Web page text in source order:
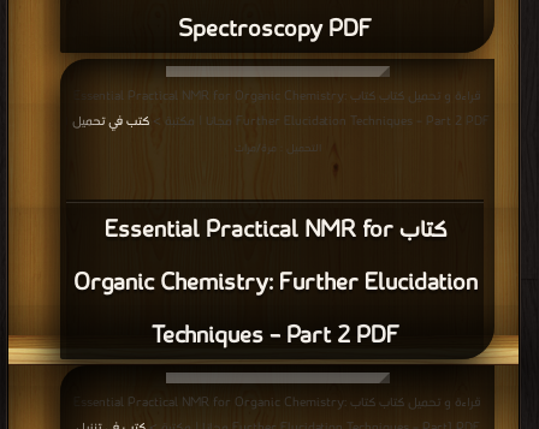
Spectroscopy PDF
كتاب Essential Practical NMR for
Organic Chemistry: Further Elucidation
Techniques – Part 2 PDF
قراءة و تحميل كتاب كتاب Essential Practical NMR for Organic Chemistry:
Further Elucidation Techniques – Part 2 PDF مجانا | مكتبة >
كتب في تحميل
التحميل : مرة/مرات
قراءة و تحميل كتاب كتاب Essential Practical NMR for Organic Chemistry: